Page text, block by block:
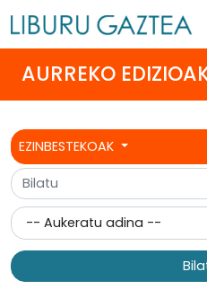
AURREKO
EZINBESTEKOAK